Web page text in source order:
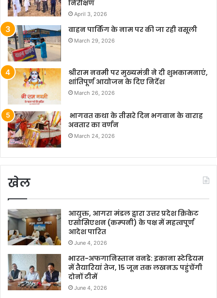
निरीक्षण
April 3, 2026
वाहन पार्किंग के नाम पर की जा रही वसूली
March 29, 2026
श्रीराम नवमी पर मुख्यमंत्री ने दी शुभकामनाएं,
शांतिपूर्ण आयोजन के दिए निर्देश
March 26, 2026
भागवत कथा के तीसरे दिन भगवान के वाराह
अवतार का वर्णन
March 24, 2026
खेल
आयुक्त, आगरा मंडल द्वारा उत्तर प्रदेश क्रिकेट
एसोसिएशन (कम्पनी) के पक्ष में महत्वपूर्ण
आदेश पारित
June 4, 2026
भारत-अफगानिस्तान वनडे: इकाना स्टेडियम
में तैयारियां तेज, 15 जून तक लखनऊ पहुंचेंगी
दोनों टीमें
June 4, 2026